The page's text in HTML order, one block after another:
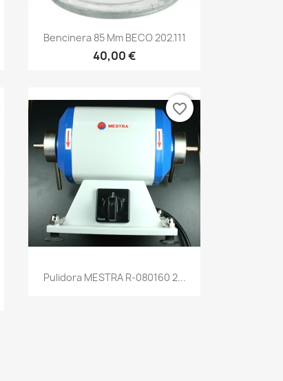
Bencinera 85 Mm BECO 202.111
40,00 €
Pulidora MESTRA R-080160 2...
favorite_border